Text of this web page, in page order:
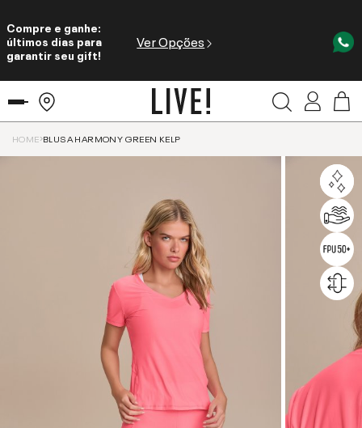
Compre e ganhe:
últimos dias para
garantir seu gift!
Ver Opções
HOME BLUSA HARMONY GREEN KELP